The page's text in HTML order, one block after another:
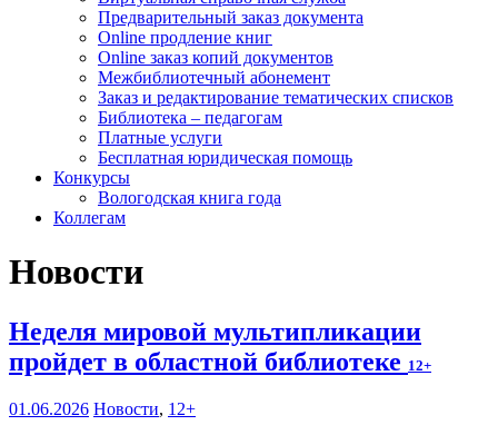
Предварительный заказ документа
Online продление книг
Online заказ копий документов
Межбиблиотечный абонемент
Заказ и редактирование тематических списков
Библиотека – педагогам
Платные услуги
Бесплатная юридическая помощь
Конкурсы
Вологодская книга года
Коллегам
Новости
Неделя мировой мультипликации
пройдет в областной библиотеке 12+
01.06.2026 Новости, 12+